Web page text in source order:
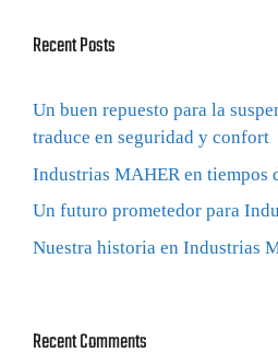
Recent Posts
Un buen repuesto para la
traduce en seguridad y confort
Industrias MAHER en tiempos
Un futuro prometedor para
Nuestra historia en Industrias
Recent Comments